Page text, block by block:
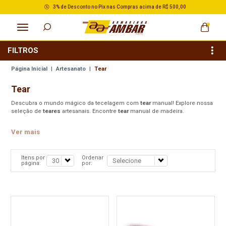
3% de Desconto no Pix nas Compras acima de R$ 500,00
Página Inicial | Artesanato | Tear
FILTROS
Tear
Descubra o mundo mágico da tecelagem comtear manual! Explore nossa
seleção detearesartesanais. Encontretear manual de madeira.
Ver mais
Itens por
página:
Ordenar
por: